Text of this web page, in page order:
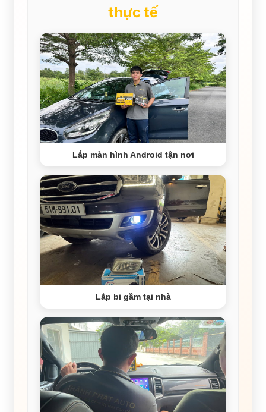
thực tế
Lắp màn hình Android tận nơi
Lắp bi gầm tại nhà